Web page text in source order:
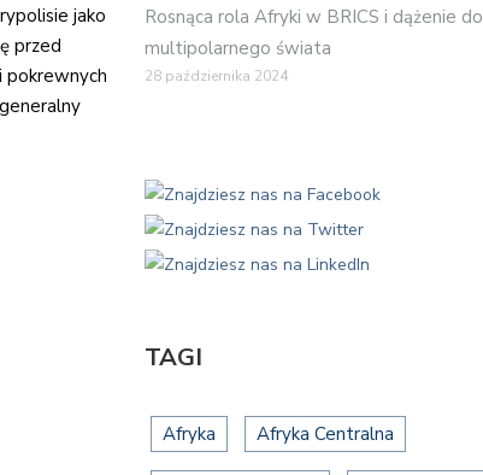
jako
przed
pokrewnych
Rosnąca rola Afryki w BRICS i dążenie do
multipolarnego świata
28 października 2024
TAGI
Afryka Afryka Centralna